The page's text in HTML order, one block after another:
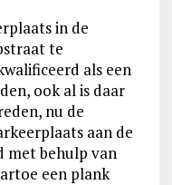
in de
te
als een
ook al is daar
nu de
aan de
met behulp van
een plank